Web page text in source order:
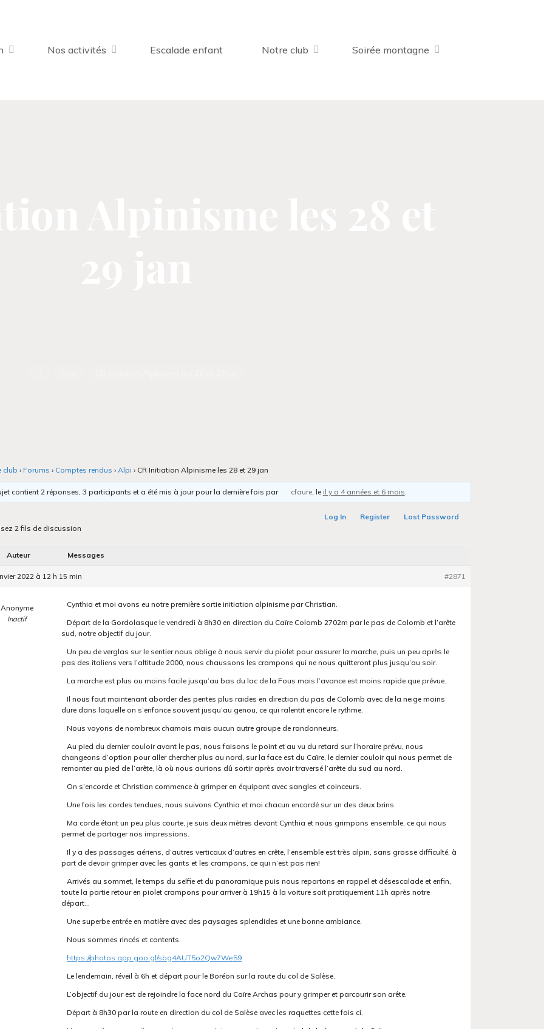
Nos activités Escalade enfant Notre club Soirée montagne
club › Forums › Comptes rendus › Alpi › CR Initiation Alpinisme les 28 et 29 jan
contient 2 réponses, 3 participants et a été mis à jour pour la dernière fois par cfaure, le il y a 4 années et 6 mois
Log In Register
Lost Password
2 fils de discussion
Auteur Messages
2022 à 12 h 15 min #2871
Anonyme
Inactif
Cynthia et moi avons eu notre première sortie initiation alpinisme par Christian.
Départ de la Gordolasque le vendredi à 8h30 en direction du Caïre Colomb 2702m par le pas de Colomb et l’arête
sud, notre objectif du jour.
Un peu de verglas sur le sentier nous oblige à nous servir du piolet pour assurer la marche, puis un peu après le
pas des italiens vers l’altitude 2000, nous chaussons les crampons qui ne nous quitteront plus jusqu’au soir.
La marche est plus ou moins facile jusqu’au bas du lac de la Fous mais l’avance est moins rapide que prévue.
Il nous faut maintenant aborder des pentes plus raides en direction du pas de Colomb avec de la neige moins
dure dans laquelle on s’enfonce souvent jusqu’au genou, ce qui ralentit encore le rythme.
Nous voyons de nombreux chamois mais aucun autre groupe de randonneurs.
Au pied du dernier couloir avant le pas, nous faisons le point et au vu du retard sur l’horaire prévu, nous
changeons d’option pour aller chercher plus au nord, sur la face est du Caïre, le dernier couloir qui nous permet de
remonter au pied de l’arête, là où nous aurions dû sortir après avoir traversé l’arête du sud au nord.
On s’encorde et Christian commence à grimper en équipant avec sangles et coinceurs.
Une fois les cordes tendues, nous suivons Cynthia et moi chacun encordé sur un des deux brins.
Ma corde étant un peu plus courte, je suis deux mètres devant Cynthia et nous grimpons ensemble, ce qui nous
permet de partager nos impressions.
Il y a des passages aériens, d’autres verticaux d’autres en crête, l’ensemble est très alpin, sans grosse difficulté, à
part de devoir grimper avec les gants et les crampons, ce qui n’est pas rien!
Arrivés au sommet, le temps du selfie et du panoramique puis nous repartons en rappel et désescalade et enfin,
toute la partie retour en piolet crampons pour arriver à 19h15 à la voiture soit pratiquement 11h après notre
départ…
Une superbe entrée en matière avec des paysages splendides et une bonne ambiance.
Nous sommes rincés et contents.
https://photos.app.goo.gl/sbg4AUT5o2Qw7We59
Le lendemain, réveil à 6h et départ pour le Boréon sur la route du col de Salèse.
L’objectif du jour est de rejoindre la face nord du Caïre Archas pour y grimper et parcourir son arête.
Départ à 8h30 par la route en direction du col de Salèse avec les raquettes cette fois ci.